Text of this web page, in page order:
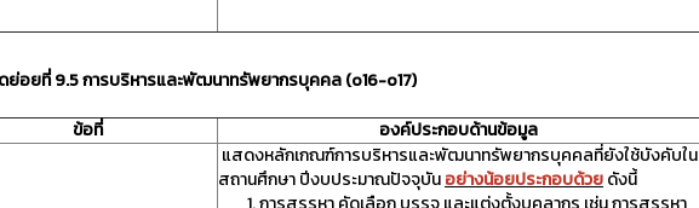
ย่อยที่ 9.5 การบริหารและพัฒนาทรัพยากรบุคคล (o16-o17)
ข้อที่
องค์ประกอบด้านข้อมูล
แสดงหลักเกณฑ์การบริหารและพัฒนาทรัพยากรบุคคลที่ยังใช้บังคับใน
สถานศึกษา ปีงบประมาณปัจจุบันอย่างน้อยประกอบด้วยดังนี้